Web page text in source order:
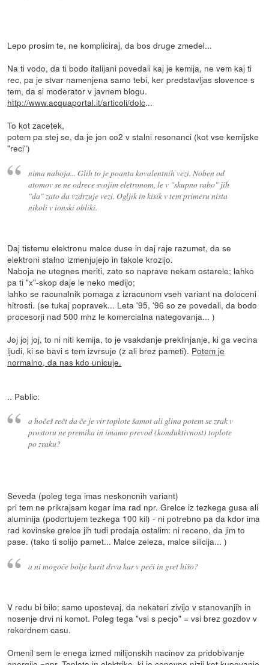
Lepo prosim te, ne kompliciraj, da bos druge zmedel...
Na ti vodo, da ti bodo italijani povedali kaj je kemija, ne vem kaj ti
rec, pa je stvar namenjena samo tebi, ker predstavljas slovence s
tem, da si moderator v javnem blogu.
http://www.acquaportal.it/articoli/dolc...
To kot zacetek,
potem pa stej se, da je jon co2 v stalni resonanci (kot vse kemijske
"reci")
nima naboja... Glih to je poanta kovalentnih vezi. Noben od
atomov se ne odrece svojim eletronom, le v "skupno rabo" jih
"da" zato da vzdrzuje vezi. Ogljik in kisik v tem primeru nista
nikoli v ionski obliki.
Daj tistemu elektronu malce duse in daj raje razumet, da se
elektroni stalno izmenjujejo in takole krozijo.
Naboja ne utegnes meriti, zato so naprave nekam ostarele; lahko
pa ti "x"-skop daje le neko medijo;
lahko se racunalnik pomaga z izracunom vseh variant na doloceni
hitrosti. (se tukaj popravek... Leta '95, '96 so ze povedali, da bodo
procesorji nad 500 mhz le komercialna nategovanja... )
Joj joj joj, to ni niti kemija, to je vsakdanje preklinjanje, ki ga vecina
ljudi, ki se bavi s tem izvrsuje (z ali brez pameti). Potem je
normalno, da nas kdo unicuje.
.. Pablic:
a hočeš rečt da če je vir toplote šamot ali glina potem se zrak v
prostoru ne premika in imamo prevod (konduktivnost) toplote
po zraku?
Seveda (poleg tega imas neskoncnih variant)
pri tem ne prikrajsam kogar ima rad npr. Grelce iz tezkega gusa ali
aluminija (podcrtujem tezkega 100 kil) - ni potrebno pa da kdor ima
rad kovinske grelce jih tudi prodaja ostalim: ni receno, da jim to
pase. (tako ti solijo pamet... Malce zeleza, malce silicija... )
a ni mogoče bolje kurit drva kar v peči in gret hišo?
V redu bi bilo; samo upostevaj, da nekateri zivijo v stanovanjih in
nosenje drvi ni komot. Poleg tega "vsi s pecjo" = vsi brez gozdov v
rekordnem casu.
Omenil sem le enega izmed milijonskih nacinov za pridobivanje